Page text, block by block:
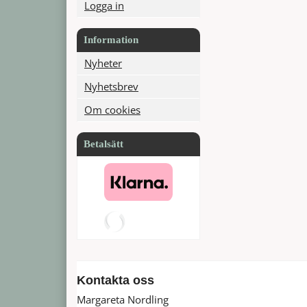
Logga in
Information
Nyheter
Nyhetsbrev
Om cookies
Betalsätt
Kontakta oss
Margareta Nordling